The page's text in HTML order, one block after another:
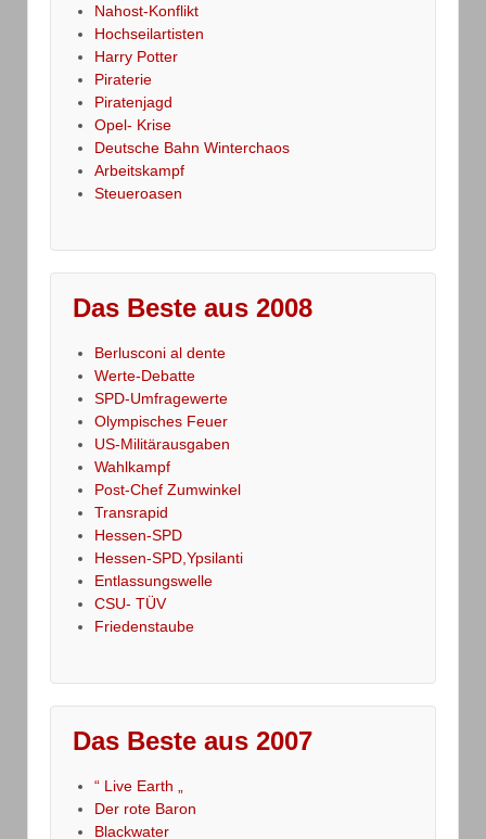
Nahost-Konflikt
Hochseilartisten
Harry Potter
Piraterie
Piratenjagd
Opel- Krise
Deutsche Bahn Winterchaos
Arbeitskampf
Steueroasen
Das Beste aus 2008
Berlusconi al dente
Werte-Debatte
SPD-Umfragewerte
Olympisches Feuer
US-Militärausgaben
Wahlkampf
Post-Chef Zumwinkel
Transrapid
Hessen-SPD
Hessen-SPD,Ypsilanti
Entlassungswelle
CSU- TÜV
Friedenstaube
Das Beste aus 2007
“ Live Earth „
Der rote Baron
Blackwater